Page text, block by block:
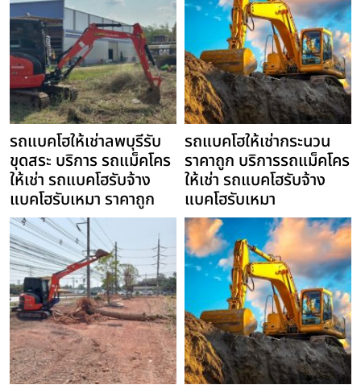
รถแบคโฮให้เช่าลพบุรีรับ
ขุดสระ บริการ รถแม็คโคร
ให้เช่า รถแบคโฮรับจ้าง
แบคโฮรับเหมา ราคาถูก
รถแบคโฮให้เช่ากระนวน
ราคาถูก บริการรถแม็คโคร
ให้เช่า รถแบคโฮรับจ้าง
แบคโฮรับเหมา